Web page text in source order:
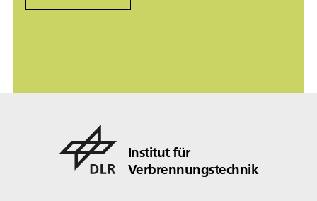
Institut für
Verbrennungstechnik